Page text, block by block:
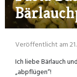
Veröffentlicht am
Ich liebe Bärlauch
„abpflügen“!